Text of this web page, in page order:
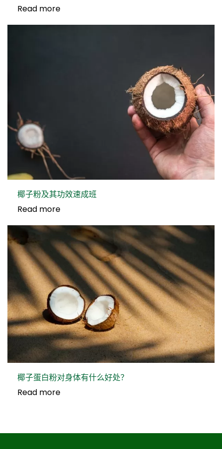
Read more
椰子粉及其功效速成班
Read more
椰子蛋白粉对身体有什么好处？
Read more